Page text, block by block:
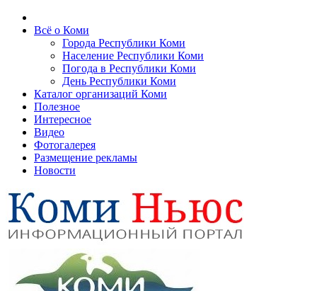
Всё о Коми
Города Республики Коми
Население Республики Коми
Погода в Республики Коми
День Республики Коми
Каталог организаций Коми
Полезное
Интересное
Видео
Фотогалерея
Размещение рекламы
Новости